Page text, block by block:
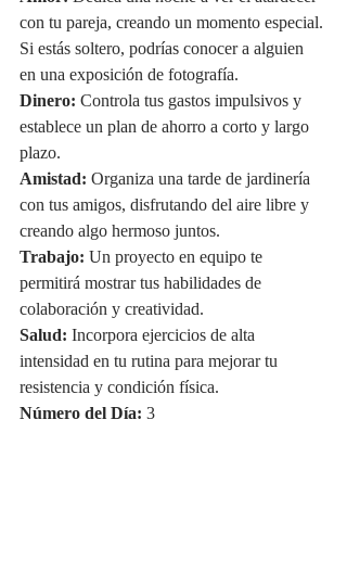
con tu pareja, creando un momento especial.
Si estás soltero, podrías conocer a alguien
en una exposición de fotografía.
Dinero: Controla tus gastos impulsivos y
establece un plan de ahorro a corto y largo
plazo.
Amistad: Organiza una tarde de jardinería
con tus amigos, disfrutando del aire libre y
creando algo hermoso juntos.
Trabajo: Un proyecto en equipo te
permitirá mostrar tus habilidades de
colaboración y creatividad.
Salud: Incorpora ejercicios de alta
intensidad en tu rutina para mejorar tu
resistencia y condición física.
Número del Día: 3